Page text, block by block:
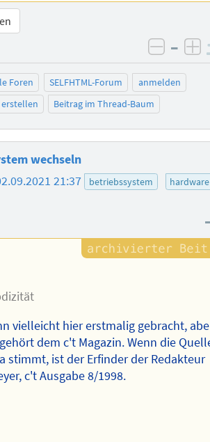
–
Foren SELFHTML-Forum
anmelden
Beitrag im Thread-Baum
wechseln
21:37 betriebssystem
hardware
vielleicht hier erstmalig gebracht,
dem c't Magazin. Wenn die
stimmt, ist der Erfinder der Redakteur
c't Ausgabe 8/1998.